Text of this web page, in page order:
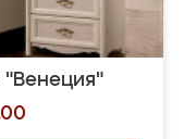
"Венеция"